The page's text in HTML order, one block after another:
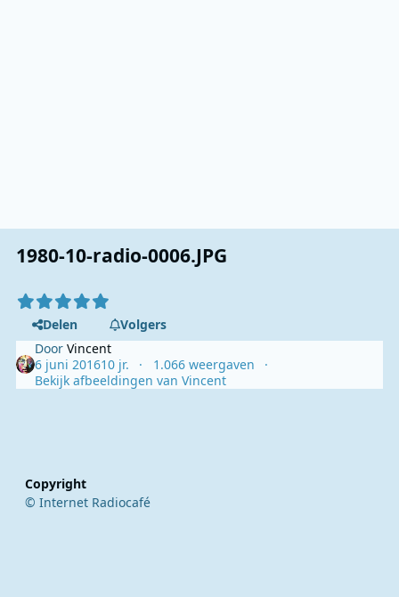
1980-10-radio-0006.JPG
Delen
Volgers
DoorVincent
6 juni 201610 jr.
1.066 weergaven
Bekijk afbeeldingen van Vincent
Copyright
© Internet Radiocafé